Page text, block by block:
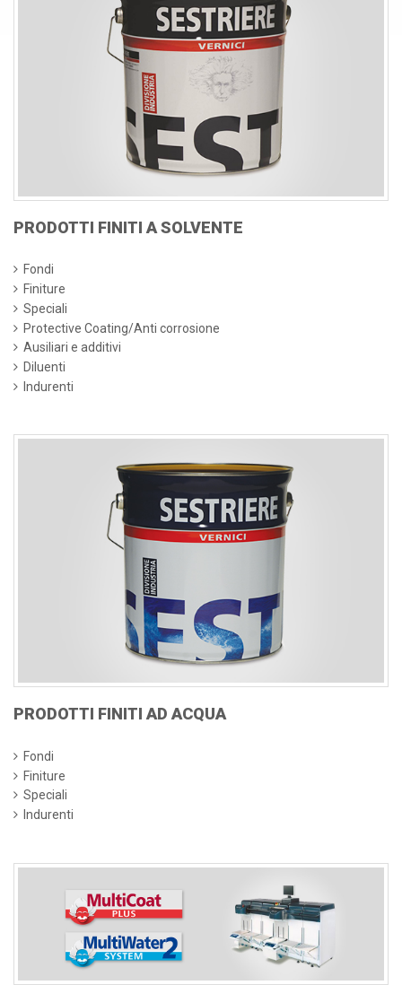
PRODOTTI FINITI A SOLVENTE
Fondi
Finiture
Speciali
Protective Coating/Anti corrosione
Ausiliari e additivi
Diluenti
Indurenti
PRODOTTI FINITI AD ACQUA
Fondi
Finiture
Speciali
Indurenti